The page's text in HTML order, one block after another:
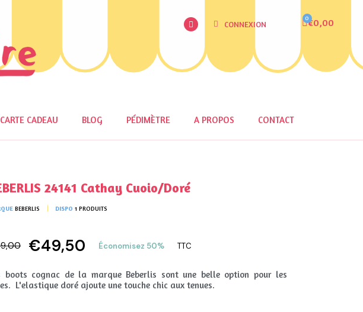
CONNEXION €0,00
CARTE CADEAU BLOG PÉDIMÈTRE A PROPOS CONTACT
24141 Cathay Cuoio/Doré
BEBERLIS DISPO 1 PRODUITS
€49,50 Économisez 50% TTC
boots cognac de la marque Beberlis sont une belle option pour les
L'elastique doré ajoute une touche chic aux tenues.